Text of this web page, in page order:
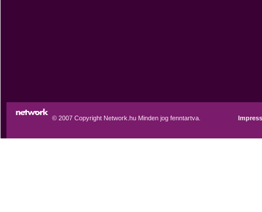
© 2007 Copyright Network.hu Minden jog fenntartva.